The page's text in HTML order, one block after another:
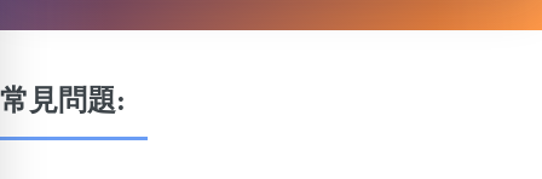
常見問題: